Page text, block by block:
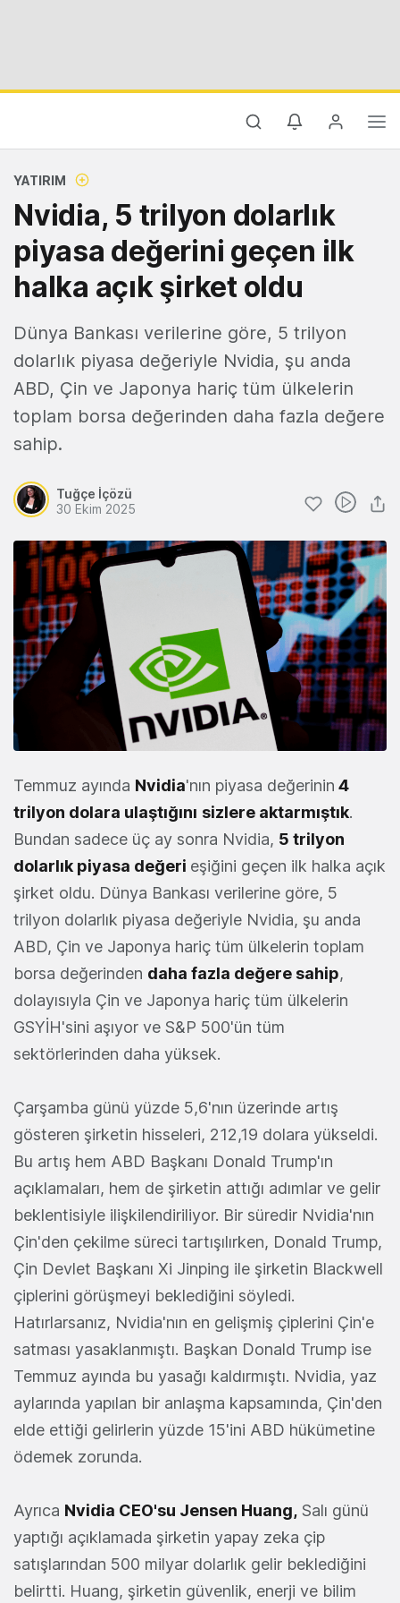
YATIRIM
Nvidia, 5 trilyon dolarlık
piyasa değerini geçen ilk
halka açık şirket oldu
Dünya Bankası verilerine göre, 5 trilyon
dolarlık piyasa değeriyle Nvidia, şu anda
ABD, Çin ve Japonya hariç tüm ülkelerin
toplam borsa değerinden daha fazla değere
sahip.
Tuğçe İçözü
30 Ekim 2025
Temmuz ayında Nvidia'nın piyasa değerinin 4
trilyon dolara ulaştığını sizlere aktarmıştık.
Bundan sadece üç ay sonra Nvidia, 5 trilyon
dolarlık piyasa değeri eşiğini geçen ilk halka açık
şirket oldu. Dünya Bankası verilerine göre, 5
trilyon dolarlık piyasa değeriyle Nvidia, şu anda
ABD, Çin ve Japonya hariç tüm ülkelerin toplam
borsa değerinden daha fazla değere sahip,
dolayısıyla Çin ve Japonya hariç tüm ülkelerin
GSYİH'sini aşıyor ve S&P 500'ün tüm
sektörlerinden daha yüksek.
Çarşamba günü yüzde 5,6'nın üzerinde artış
gösteren şirketin hisseleri, 212,19 dolara yükseldi.
Bu artış hem ABD Başkanı Donald Trump'ın
açıklamaları, hem de şirketin attığı adımlar ve gelir
beklentisiyle ilişkilendiriliyor. Bir süredir Nvidia'nın
Çin'den çekilme süreci tartışılırken, Donald Trump,
Çin Devlet Başkanı Xi Jinping ile şirketin Blackwell
çiplerini görüşmeyi beklediğini söyledi.
Hatırlarsanız, Nvidia'nın en gelişmiş çiplerini Çin'e
satması yasaklanmıştı. Başkan Donald Trump ise
Temmuz ayında bu yasağı kaldırmıştı. Nvidia, yaz
aylarında yapılan bir anlaşma kapsamında, Çin'den
elde ettiği gelirlerin yüzde 15'ini ABD hükümetine
ödemek zorunda.
Ayrıca Nvidia CEO'su Jensen Huang, Salı günü
yaptığı açıklamada şirketin yapay zeka çip
satışlarından 500 milyar dolarlık gelir beklediğini
belirtti. Huang, şirketin güvenlik, enerji ve bilim